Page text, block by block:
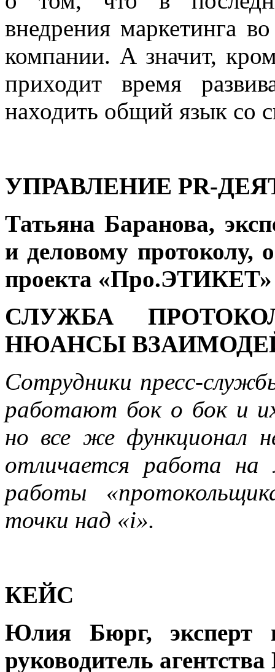
внедрения маркетинга
компании. А значит,
приходит время
находить общий язык со
УПРАВЛЕНИЕ PR-
Татьяна Баранова,
и деловому протоколу,
проекта «Про.ЭТИКЕТ»
СЛУЖБА
НЮАНСЫ
Сотрудники пресс-
работают бок о бок и
но все же функционал
отличается работа на
работы
точки над «i».
КЕЙС
Юлия Бюрг, эксперт
руководитель